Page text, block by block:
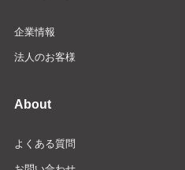
企業情報
法人のお客様
About
よくある質問